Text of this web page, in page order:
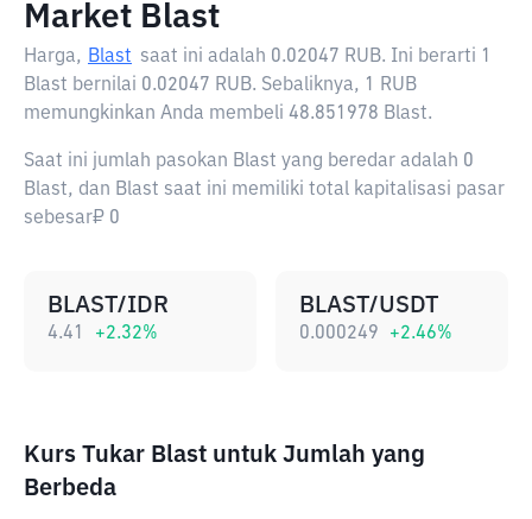
Market Blast
Harga, Blast saat ini adalah 0.02047 RUB. Ini berarti 1
Blast bernilai 0.02047 RUB. Sebaliknya, 1 RUB
memungkinkan Anda membeli 48.851978 Blast.
Saat ini jumlah pasokan Blast yang beredar adalah 0
Blast, dan Blast saat ini memiliki total kapitalisasi pasar
sebesar₽ 0
BLAST/IDR
4.41 +2.32%
BLAST/USDT
0.000249 +2.46%
Kurs Tukar Blast untuk Jumlah yang
Berbeda